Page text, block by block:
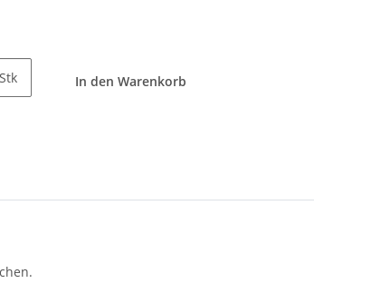
Stk In den Warenkorb